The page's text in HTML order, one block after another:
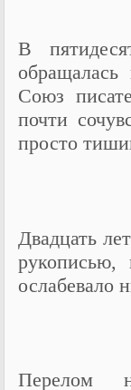
В
Союз
почти
просто
Двадцать
ослабевало
Перелом